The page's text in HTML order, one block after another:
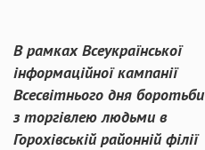
В рамках Всеукраїнської
інформаційної кампанії
Всесвітнього дня боротьби
з торгівлею людьми в
Горохівській районній філії